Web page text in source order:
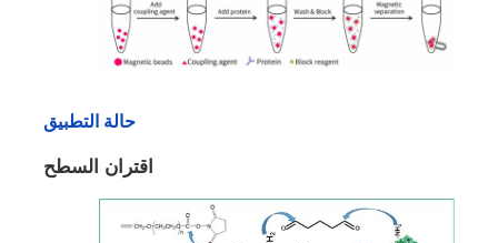
حالة التطبيق
اقتران السطح